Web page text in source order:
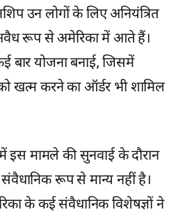
उन लोगों के लिए अनियंत्रित
रूप से अमेरिका में आते हैं।
बार योजना बनाई, जिसमें
खत्म करने का ऑर्डर भी शामिल
इस मामले की सुनवाई के दौरान
रूप से मान्य नहीं है।
के कई संवैधानिक विशेषज्ञों ने